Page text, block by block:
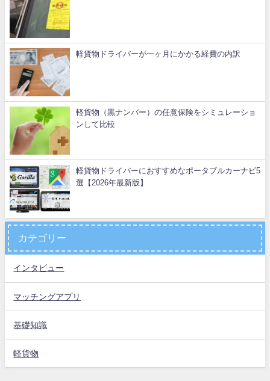
軽貨物ドライバーが一ヶ月にかかる経費の内訳
軽貨物（黒ナンバー）の任意保険をシミュレーショ
ンして比較
軽貨物ドライバーにおすすめなポータブルカーナビ5
選【2026年最新版】
カテゴリー
インタビュー
マッチングアプリ
基礎知識
軽貨物